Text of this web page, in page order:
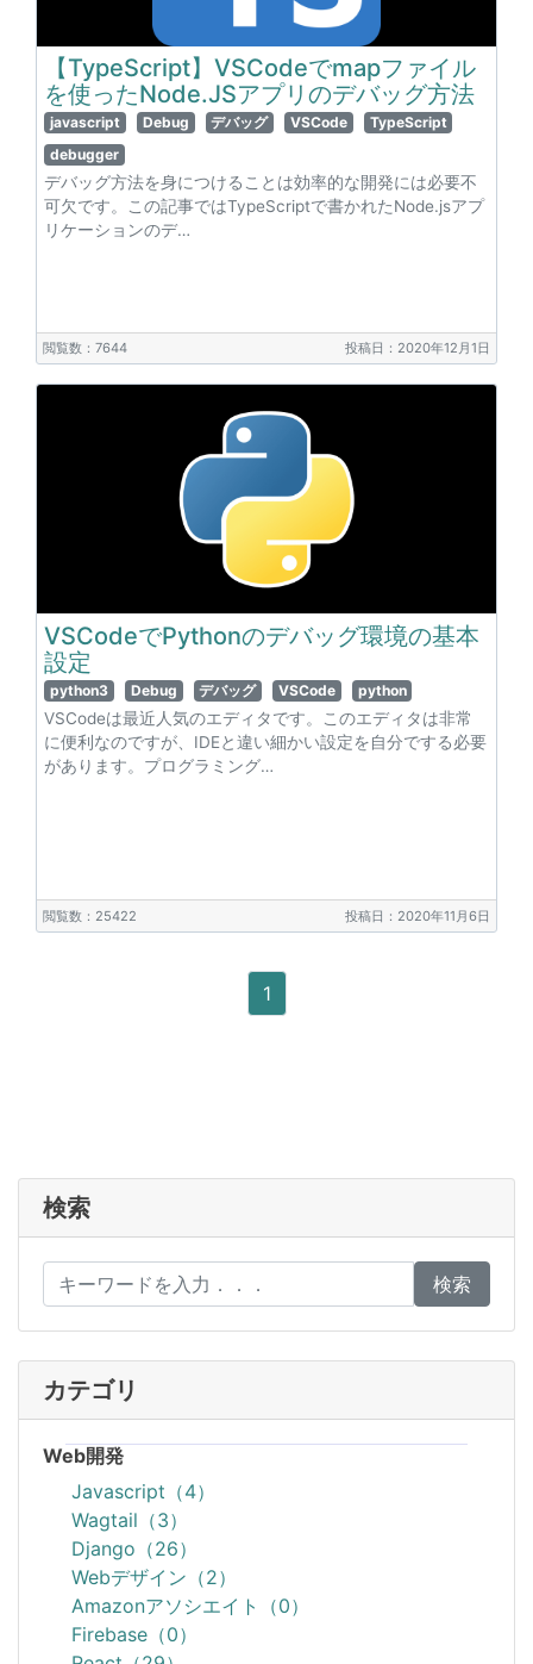
【TypeScript】VSCodeでmapファイル
を使ったNode.JSアプリのデバッグ方法
javascript Debug デバッグ VSCode
TypeScript
debugger
デバッグ方法を身につけることは効率的な開発には必要不
可欠です。この記事ではTypeScriptで書かれたNode.jsアプ
リケーションのデ…
閲覧数：7644 投稿日：2020年12月1日
VSCodeでPythonのデバッグ環境の基本
設定
python3 Debug デバッグ VSCode python
VSCodeは最近人気のエディタです。このエディタは非常
に便利なのですが、IDEと違い細かい設定を自分でする必要
があります。プログラミング…
閲覧数：25422 投稿日：2020年11月6日
1
検索
検索
カテゴリ
Web開発
Javascript（4）
Wagtail（3）
Django（26）
Webデザイン（2）
Amazonアソシエイト（0）
Firebase（0）